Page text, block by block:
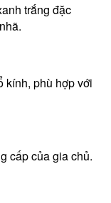
trắng đặc
kính, phù hợp với
cấp của gia chủ.